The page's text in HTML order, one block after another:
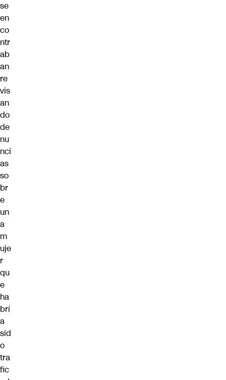
se
en
co
ntr
ab
an
re
vis
an
do
de
nu
nci
as
so
br
e
un
a
m
uje
r
qu
e
ha
brí
a
sid
o
tra
fic